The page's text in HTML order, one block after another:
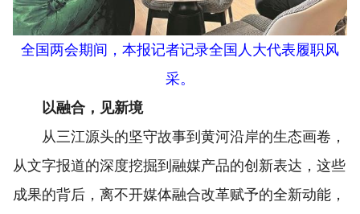
全国两会期间，本报记者记录全国人大代表履职风
采。
以融合，见新境
从三江源头的坚守故事到黄河沿岸的生态画卷，
从文字报道的深度挖掘到融媒产品的创新表达，这些
成果的背后，离不开媒体融合改革赋予的全新动能，